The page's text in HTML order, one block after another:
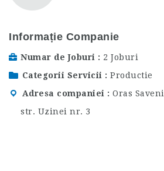
Informație Companie
Numar de Joburi
2 Joburi
Categorii Servicii
Productie
Adresa companiei
Oras
str. Uzinei nr. 3